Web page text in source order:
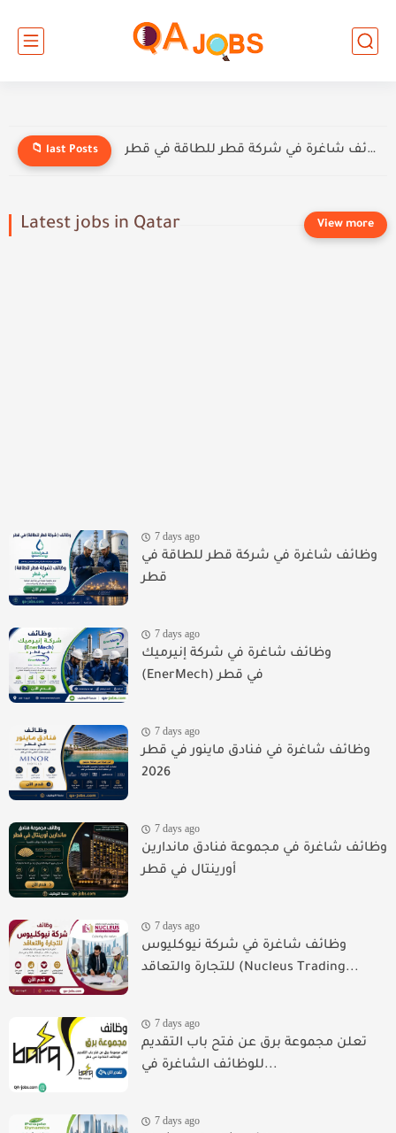
📁 last Posts وظائف شاغرة في شركة قطر للطاقة في قطر
Latest jobs in Qatar
7 days ago
وظائف شاغرة في شركة قطر للطاقة في
قطر
7 days ago
وظائف شاغرة في شركة إنيرميك
(EnerMech) في قطر
7 days ago
وظائف شاغرة في فنادق ماينور في قطر
2026
7 days ago
وظائف شاغرة في مجموعة فنادق ماندارين
أورينتال في قطر
7 days ago
وظائف شاغرة في شركة نيوكليوس
للتجارة والتعاقد (Nucleus Trading...
7 days ago
تعلن مجموعة برق عن فتح باب التقديم
للوظائف الشاغرة في...
7 days ago